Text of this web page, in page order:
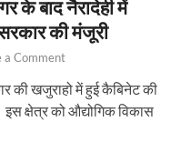
के बाद नैरादेही में
की मंजूरी
a Comment
की खजुराहो में हुई कैबिनेट की
क्षेत्र को औद्योगिक विकास